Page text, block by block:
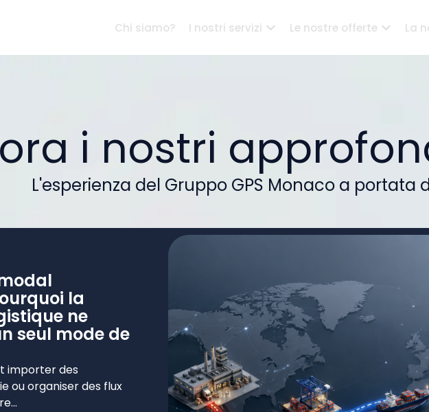
Chi siamo? I nostri servizi Le nostre offerte La
i nostri
L'esperienza del Gruppo GPS Monaco a portata
la
ne
seul mode de
importer des
ou organiser des flux